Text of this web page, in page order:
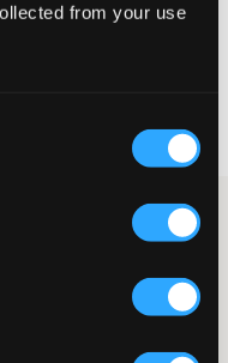
from your use
og har strikk og snøring.
strikk for at shortsen
det er også lommer i